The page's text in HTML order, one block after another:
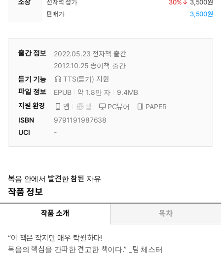
소장
전자책 정가
30%↓ 3,500원
판매가
3,500원
출간 정보 2022.05.23 전자책 출간
2012.10.25 종이책 출간
듣기 기능
TTS(듣기) 지원
파일 정보
EPUB 약 1.8만 자
9.4MB
지원 환경
앱 웹 PC뷰어
PAPER
ISBN
9791191987638
UCI
-
복음 안에서 발견한 참된 자유
작품 정보
작품 소개 목차
“이 책은 작지만 매우 탁월하다!
복음의 핵심을 간파한 견고한 책이다.” _팀 체스터